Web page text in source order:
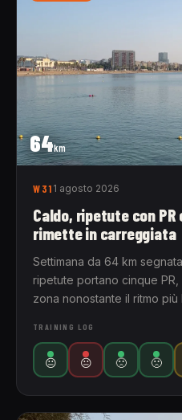
64km
W31 1 agosto 2026
Caldo, ripetute con PR
rimette in carreggiata
Settimana da 64 km
ripetute portano cinque
zona nonostante il ritmo
TRAINING LOG
😐 😐 🙁 🙁